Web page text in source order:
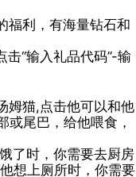
福利，有海量钻石和
“输入礼品代码”-输
姆猫,点击他可以和他
或尾巴，给他喂食，
了时，你需要去厨房
想上厕所时，你需要